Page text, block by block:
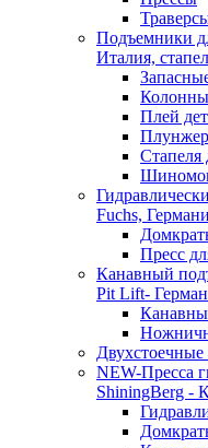
Подъемники
Италия,
Плей
Стапеля
Fuchs,
Пресс
Канавный
Pit Lift-
NEW-Пресса
ShiningBerg -